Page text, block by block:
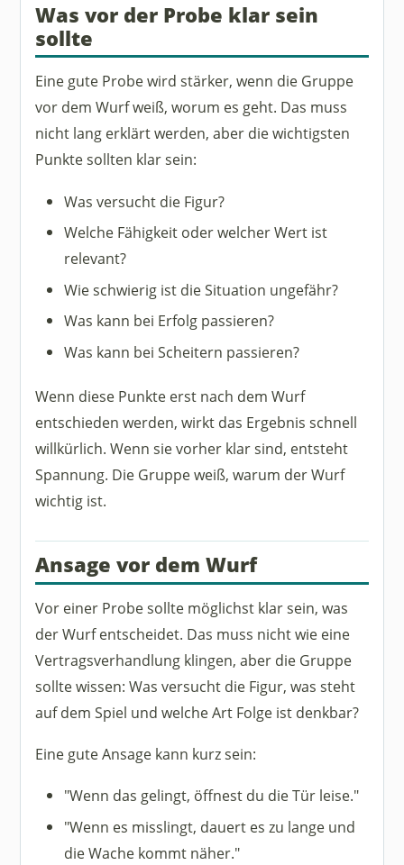
Was vor der Probe klar sein
sollte
Eine gute Probe wird stärker, wenn die Gruppe
vor dem Wurf weiß, worum es geht. Das muss
nicht lang erklärt werden, aber die wichtigsten
Punkte sollten klar sein:
Was versucht die Figur?
Welche Fähigkeit oder welcher Wert ist
relevant?
Wie schwierig ist die Situation ungefähr?
Was kann bei Erfolg passieren?
Was kann bei Scheitern passieren?
Wenn diese Punkte erst nach dem Wurf
entschieden werden, wirkt das Ergebnis schnell
willkürlich. Wenn sie vorher klar sind, entsteht
Spannung. Die Gruppe weiß, warum der Wurf
wichtig ist.
Ansage vor dem Wurf
Vor einer Probe sollte möglichst klar sein, was
der Wurf entscheidet. Das muss nicht wie eine
Vertragsverhandlung klingen, aber die Gruppe
sollte wissen: Was versucht die Figur, was steht
auf dem Spiel und welche Art Folge ist denkbar?
Eine gute Ansage kann kurz sein:
"Wenn das gelingt, öffnest du die Tür leise."
"Wenn es misslingt, dauert es zu lange und
die Wache kommt näher."